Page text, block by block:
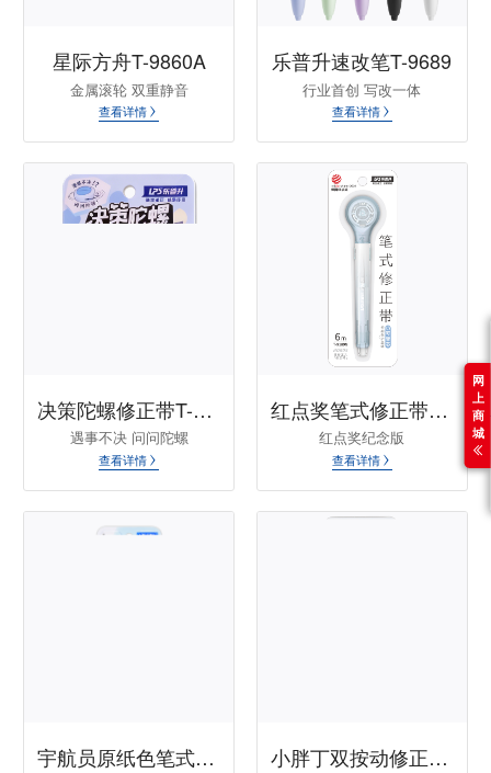
星际方舟T-9860A
金属滚轮 双重静音
查看详情
乐普升速改笔T-9689
行业首创 写改一体
查看详情
决策陀螺修正带T-9175A
遇事不决 问问陀螺
查看详情
红点奖笔式修正带T-9189N
红点奖纪念版
查看详情
宇航员原纸色笔式修正带T-9180A 小胖丁双按动修正带T-9150A
网
上
商
城